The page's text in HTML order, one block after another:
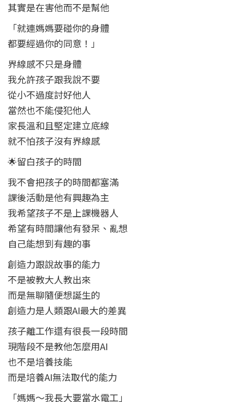
其實是在害他而不是幫他
「就連媽媽要碰你的身體
都要經過你的同意！」
界線感不只是身體
我允許孩子跟我說不要
從小不過度討好他人
當然也不能侵犯他人
家長溫和且堅定建立底線
就不怕孩子沒有界線感
🌟留白孩子的時間
我不會把孩子的時間都塞滿
課後活動是他有興趣為主
我希望孩子不是上課機器人
希望有時間讓他有發呆、亂想
自己能想到有趣的事
創造力跟說故事的能力
不是被教大人教出來
而是無聊隨便想誕生的
創造力是人類跟AI最大的差異
孩子離工作還有很長一段時間
現階段不是教他怎麼用AI
也不是培養技能
而是培養AI無法取代的能力
「媽媽～我長大要當水電工」